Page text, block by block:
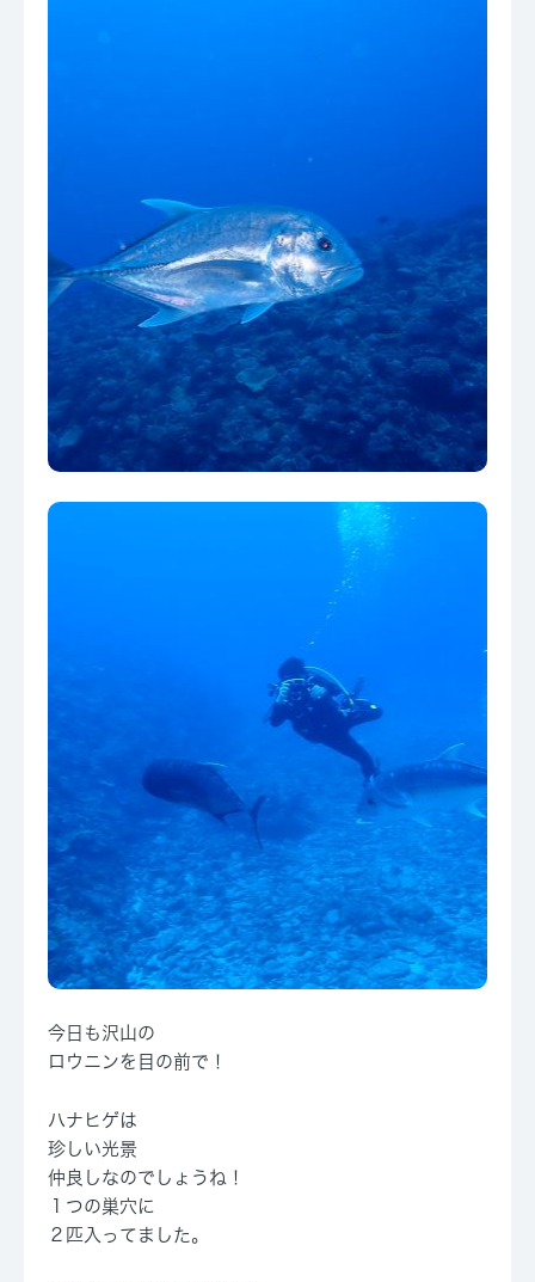
今日も沢山の
ロウニンを目の前で！
ハナヒゲは
珍しい光景
仲良しなのでしょうね！
１つの巣穴に
２匹入ってました。